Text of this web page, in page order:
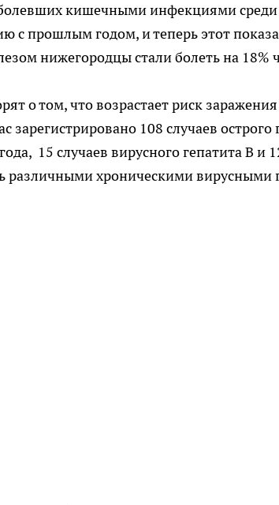
кишечными инфекциями среди
с прошлым годом, и теперь этот
нижегородцы стали болеть на 18%
о том, что возрастает риск
зарегистрировано 108 случаев острого
15 случаев вирусного гепатита В и
различными хроническими вирусными